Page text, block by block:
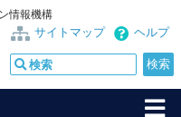
情報機構
ヘルプ
サイトマップ